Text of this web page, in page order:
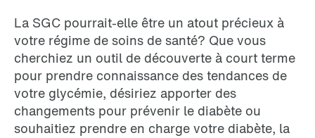
La SGC pourrait-elle être un atout précieux à
votre régime de soins de santé? Que vous
cherchiez un outil de découverte à court terme
pour prendre connaissance des tendances de
votre glycémie, désiriez apporter des
changements pour prévenir le diabète ou
souhaitiez prendre en charge votre diabète, la